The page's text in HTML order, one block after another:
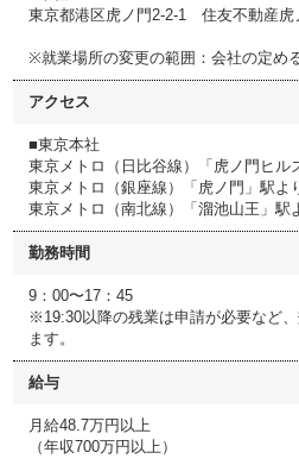
東京都港区虎ノ門2-2-1 住友不動産虎
※就業場所の変更の範囲：会社の定め
アクセス
■東京本社
東京メトロ（日比谷線）「虎ノ門ヒル
東京メトロ（銀座線）「虎ノ門」駅よ
東京メトロ（南北線）「溜池山王」駅
勤務時間
9：00〜17：45
※19:30以降の残業は申請が必要など
ます。
給与
月給48.7万円以上
（年収700万円以上）